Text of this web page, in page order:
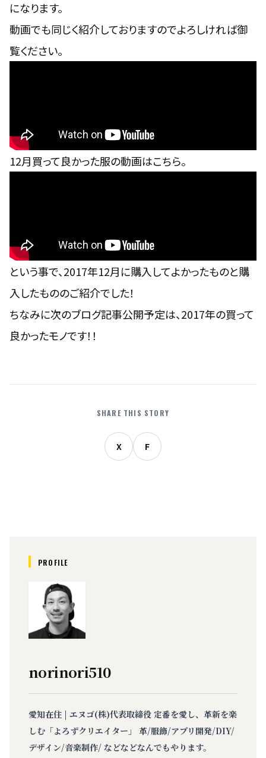
になります。
動画でも同じく紹介しておりますのでよろしければ御
覧ください。
12月買って良かった服の動画はこちら。
という事で、2017年12月に購入してよかったものと購
入したもののご紹介でした！
ちなみに次のブログ記事公開予定は、2017年の買って
良かったモノです！！
SHARE THIS STORY
X F
PROFILE
norinori510
愛知在住 | エヌゴ(株)代表取締役 定番を愛し、革新を楽
しむ「よろずクリエイター」 革/服飾/アプリ開発/DIY/
デザイン/音楽制作/ などなどなんでもやります。